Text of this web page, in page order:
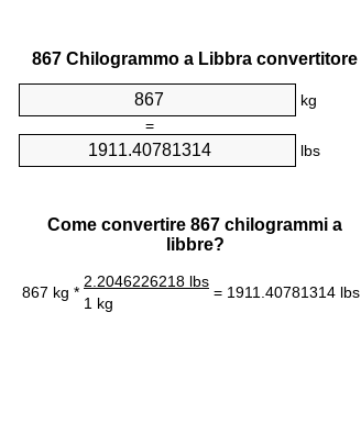
867 Chilogrammo a Libbra convertitore
kg
=
lbs
Come convertire 867 chilogrammi a
libbre?
867 kg *
2.2046226218 lbs
= 1911.40781314 lbs
1 kg